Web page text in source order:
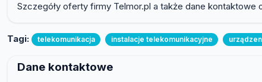
Szczegóły oferty firmy Telmor.pl a także dane
Tagi: telekomunikacja instalacje telekomunikacyjne
Dane kontaktowe